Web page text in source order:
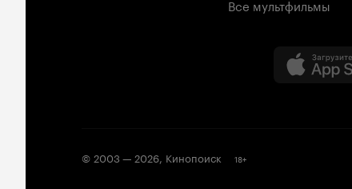
Все мультфильмы
© 2003 —2026, Кинопоиск 18+